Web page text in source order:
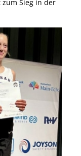
Sieg in der